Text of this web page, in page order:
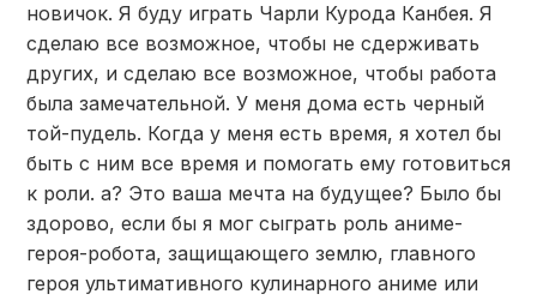
новичок. Я буду играть Чарли Курода Канбея. Я
сделаю все возможное, чтобы не сдерживать
других, и сделаю все возможное, чтобы работа
была замечательной. У меня дома есть черный
той-пудель. Когда у меня есть время, я хотел бы
быть с ним все время и помогать ему готовиться
к роли. а? Это ваша мечта на будущее? Было бы
здорово, если бы я мог сыграть роль аниме-
героя-робота, защищающего землю, главного
героя ультимативного кулинарного аниме или